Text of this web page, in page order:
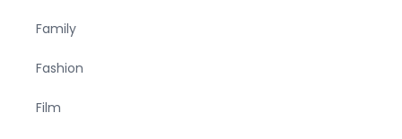
Family
Fashion
Film